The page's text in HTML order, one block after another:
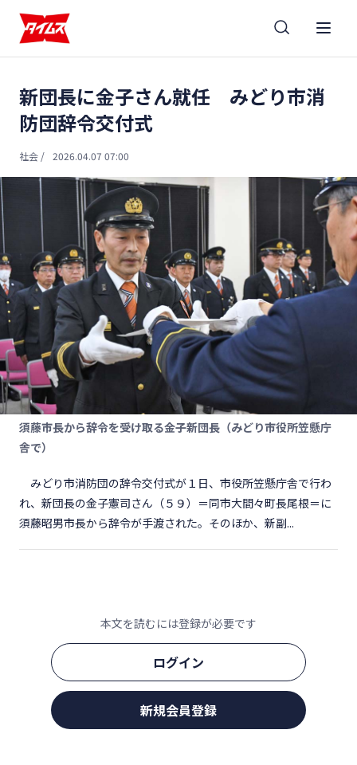
新団長に金子さん就任 みどり市消
防団辞令交付式
社会 / 2026.04.07 07:00
須藤市長から辞令を受け取る金子新団長（みどり市役所笠懸庁
舎で）
みどり市消防団の辞令交付式が１日、市役所笠懸庁舎で行わ
れ、新団長の金子憲司さん（５９）＝同市大間々町長尾根＝に
須藤昭男市長から辞令が手渡された。そのほか、新副...
本文を読むには登録が必要です
ログイン
新規会員登録